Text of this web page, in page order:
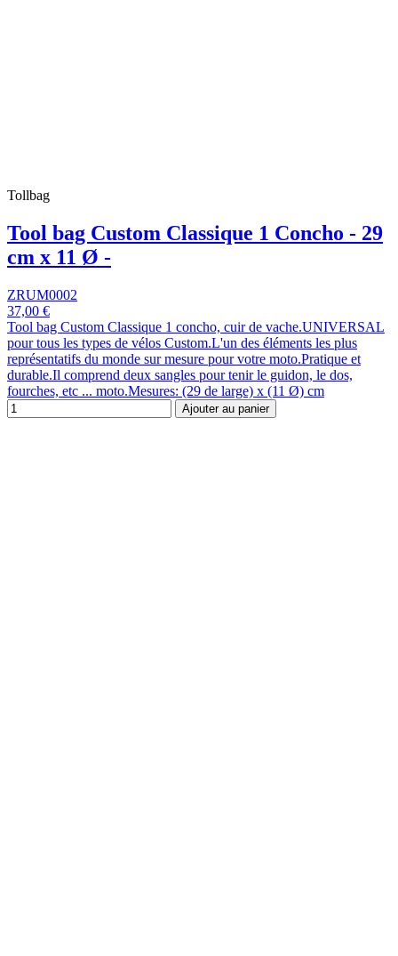
Tollbag
Tool bag Custom Classique 1 Concho - 29
cm x 11 Ø -
ZRUM0002
37,00 €
Tool bag Custom Classique 1 concho, cuir de vache.UNIVERSAL
pour tous les types de vélos Custom.L'un des éléments les plus
représentatifs du monde sur mesure pour votre moto.Pratique et
durable.Il comprend deux sangles pour tenir le guidon, le dos,
fourches, etc ... moto.Mesures: (29 de large) x (11 Ø) cm
Ajouter au panier